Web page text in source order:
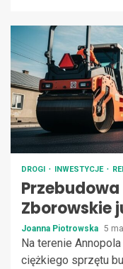
DROGI INWESTYCJE
Zborowskie
Joanna Piotrowska 5
Na terenie
ciężkiego sprzętu